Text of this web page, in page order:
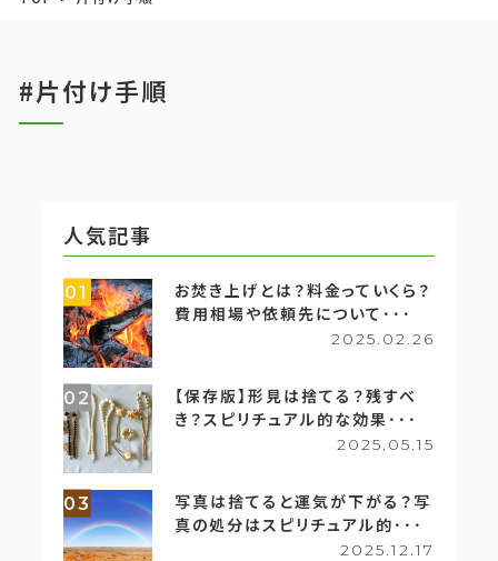
#片付け手順
人気記事
01
お焚き上げとは？料金っていくら？
費用相場や依頼先について･･･
2025.02.26
02
【保存版】形見は捨てる？残すべ
き？スピリチュアル的な効果･･･
2025.05.15
03
写真は捨てると運気が下がる？写
真の処分はスピリチュアル的･･･
2025.12.17